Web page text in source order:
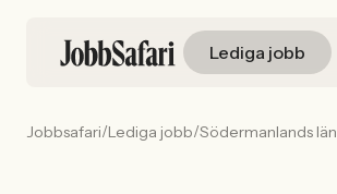
Lediga jobb
Jobbsafari/Lediga jobb/Södermanlands län